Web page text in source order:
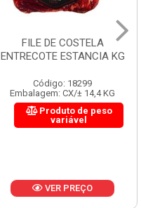
FILE DE COSTELA
ENTRECOTE ESTANCIA KG
Código: 18299
Embalagem: CX/± 14,4 KG
Produto de peso
variável
VER PREÇO